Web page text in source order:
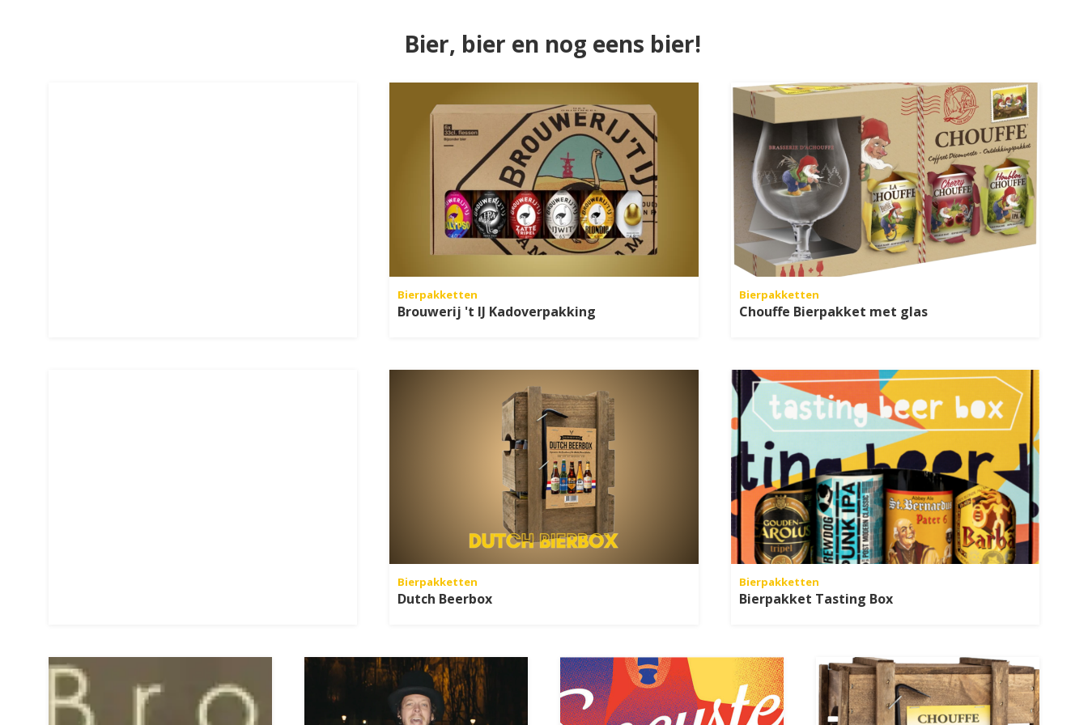
Bier, bier en nog eens bier!
Bierpakketten
Brouwerij 't IJ Kadoverpakking
Bierpakketten
Chouffe Bierpakket met glas
Bierpakketten
Dutch Beerbox
Bierpakketten
Bierpakket Tasting Box